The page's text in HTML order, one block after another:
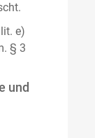
e)
§ 3
und